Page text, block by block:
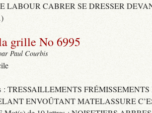
LABOUR CABRER SE DRESSER
grille No 6995
Paul Courbis
: TRESSAILLEMENTS FRÉMISSEMENTS
ENVOÛTANT MATELASSURE